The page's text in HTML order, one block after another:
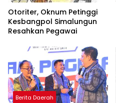
Otoriter, Oknum Petinggi
Kesbangpol Simalungun
Resahkan Pegawai
Berita Daerah